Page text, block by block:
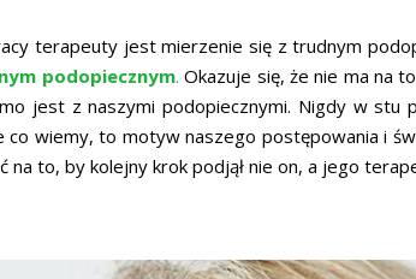
terapeuty jest mierzenie się z trudnym
podopiecznym. Okazuje się, że nie ma na
jest z naszymi podopiecznymi. Nigdy w stu
co wiemy, to motyw naszego postępowania i
na to, by kolejny krok podjął nie on, a jego